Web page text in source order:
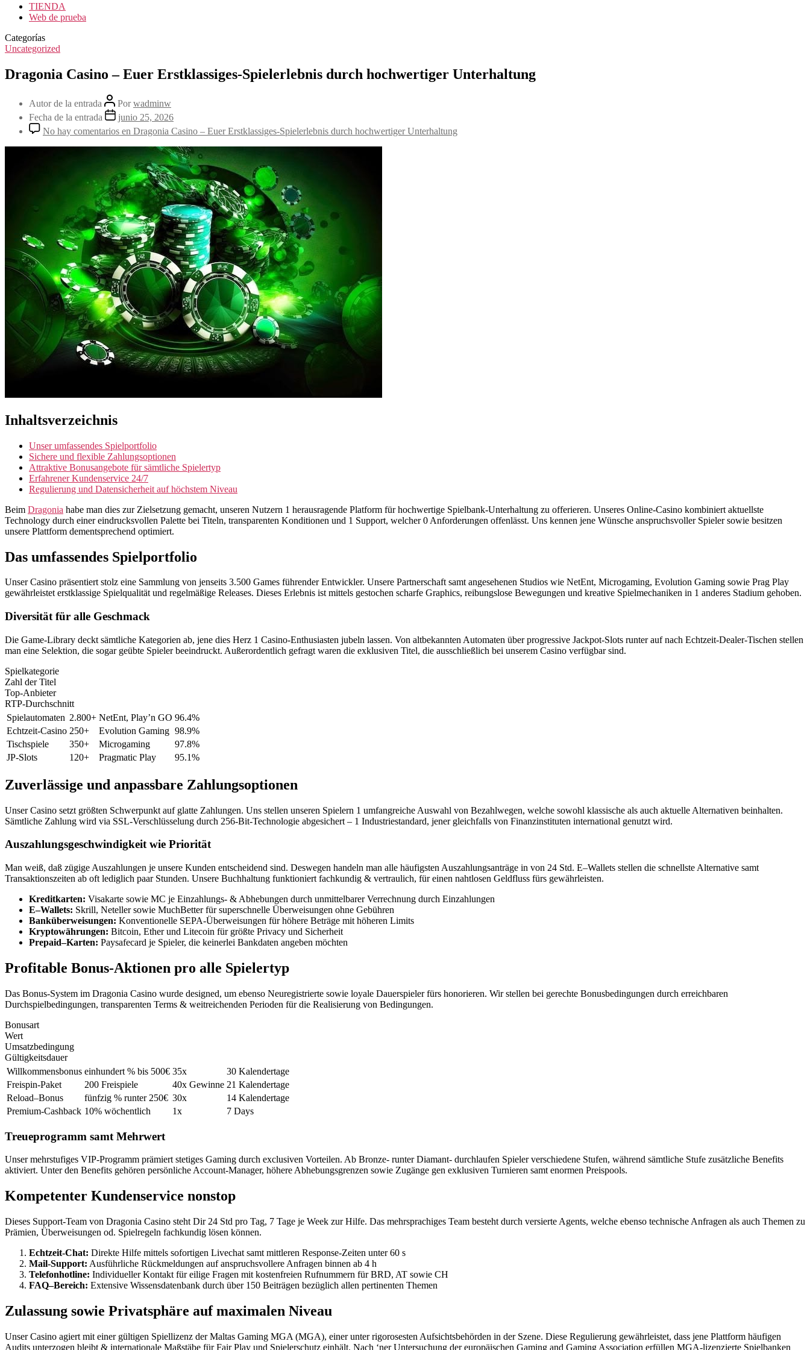
TIENDA
Web de prueba
Categorías
Uncategorized
Dragonia Casino – Euer Erstklassiges-Spielerlebnis durch hochwertiger Unterhaltung
Autor de la entrada Porwadminw
Fecha de la entrada
junio 25, 2026
No hay comentarios en Dragonia Casino – Euer Erstklassiges-Spielerlebnis durch hochwertiger Unterhaltung
Inhaltsverzeichnis
Unser umfassendes Spielportfolio
Sichere und flexible Zahlungsoptionen
Attraktive Bonusangebote für sämtliche Spielertyp
Erfahrener Kundenservice 24/7
Regulierung und Datensicherheit auf höchstem Niveau
Beim Dragonia habe man dies zur Zielsetzung gemacht, unseren Nutzern 1 herausragende Platform für hochwertige Spielbank-Unterhaltung zu offerieren. Unseres Online-Casino kombiniert aktuellste
Technology durch einer eindrucksvollen Palette bei Titeln, transparenten Konditionen und 1 Support, welcher 0 Anforderungen offenlässt. Uns kennen jene Wünsche anspruchsvoller Spieler sowie besitzen
unsere Plattform dementsprechend optimiert.
Das umfassendes Spielportfolio
Unser Casino präsentiert stolz eine Sammlung von jenseits 3.500 Games führender Entwickler. Unsere Partnerschaft samt angesehenen Studios wie NetEnt, Microgaming, Evolution Gaming sowie Prag Play
gewährleistet erstklassige Spielqualität und regelmäßige Releases. Dieses Erlebnis ist mittels gestochen scharfe Graphics, reibungslose Bewegungen und kreative Spielmechaniken in 1 anderes Stadium gehoben.
Diversität für alle Geschmack
Die Game-Library deckt sämtliche Kategorien ab, jene dies Herz 1 Casino-Enthusiasten jubeln lassen. Von altbekannten Automaten über progressive Jackpot-Slots runter auf nach Echtzeit-Dealer-Tischen stellen
man eine Selektion, die sogar geübte Spieler beeindruckt. Außerordentlich gefragt waren die exklusiven Titel, die ausschließlich bei unserem Casino verfügbar sind.
Spielkategorie
Zahl der Titel
Top-Anbieter
RTP-Durchschnitt
Spielautomaten 2.800+ NetEnt, Play’n GO 96.4%
Echtzeit-Casino 250+ Evolution Gaming 98.9%
Tischspiele
350+ Microgaming
97.8%
JP-Slots
120+ Pragmatic Play 95.1%
Zuverlässige und anpassbare Zahlungsoptionen
Unser Casino setzt größten Schwerpunkt auf glatte Zahlungen. Uns stellen unseren Spielern 1 umfangreiche Auswahl von Bezahlwegen, welche sowohl klassische als auch aktuelle Alternativen beinhalten.
Sämtliche Zahlung wird via SSL-Verschlüsselung durch 256-Bit-Technologie abgesichert – 1 Industriestandard, jener gleichfalls von Finanzinstituten international genutzt wird.
Auszahlungsgeschwindigkeit wie Priorität
Man weiß, daß zügige Auszahlungen je unsere Kunden entscheidend sind. Deswegen handeln man alle häufigsten Auszahlungsanträge in von 24 Std. E–Wallets stellen die schnellste Alternative samt
Transaktionszeiten ab oft lediglich paar Stunden. Unsere Buchhaltung funktioniert fachkundig & vertraulich, für einen nahtlosen Geldfluss fürs gewährleisten.
Kreditkarten: Visakarte sowie MC je Einzahlungs- & Abhebungen durch unmittelbarer Verrechnung durch Einzahlungen
E–Wallets: Skrill, Neteller sowie MuchBetter für superschnelle Überweisungen ohne Gebühren
Banküberweisungen: Konventionelle SEPA-Überweisungen für höhere Beträge mit höheren Limits
Kryptowährungen: Bitcoin, Ether und Litecoin für größte Privacy und Sicherheit
Prepaid–Karten: Paysafecard je Spieler, die keinerlei Bankdaten angeben möchten
Profitable Bonus-Aktionen pro alle Spielertyp
Das Bonus-System im Dragonia Casino wurde designed, um ebenso Neuregistrierte sowie loyale Dauerspieler fürs honorieren. Wir stellen bei gerechte Bonusbedingungen durch erreichbaren
Durchspielbedingungen, transparenten Terms & weitreichenden Perioden für die Realisierung von Bedingungen.
Bonusart
Wert
Umsatzbedingung
Gültigkeitsdauer
Willkommensbonus einhundert % bis 500€ 35x
30 Kalendertage
Freispin-Paket
200 Freispiele 40x Gewinne 21 Kalendertage
Reload–Bonus
fünfzig % runter 250€ 30x
14 Kalendertage
Premium-Cashback 10% wöchentlich 1x 7 Days
Treueprogramm samt Mehrwert
Unser mehrstufiges VIP-Programm prämiert stetiges Gaming durch exclusiven Vorteilen. Ab Bronze- runter Diamant- durchlaufen Spieler verschiedene Stufen, während sämtliche Stufe zusätzliche Benefits
aktiviert. Unter den Benefits gehören persönliche Account-Manager, höhere Abhebungsgrenzen sowie Zugänge gen exklusiven Turnieren samt enormen Preispools.
Kompetenter Kundenservice nonstop
Dieses Support-Team von Dragonia Casino steht Dir 24 Std pro Tag, 7 Tage je Week zur Hilfe. Das mehrsprachiges Team besteht durch versierte Agents, welche ebenso technische Anfragen als auch Themen zu
Prämien, Überweisungen od. Spielregeln fachkundig lösen können.
Echtzeit-Chat: Direkte Hilfe mittels sofortigen Livechat samt mittleren Response-Zeiten unter 60 s
Mail-Support: Ausführliche Rückmeldungen auf anspruchsvollere Anfragen binnen ab 4 h
Telefonhotline: Individueller Kontakt für eilige Fragen mit kostenfreien Rufnummern für BRD, AT sowie CH
FAQ–Bereich: Extensive Wissensdatenbank durch über 150 Beiträgen bezüglich allen pertinenten Themen
Zulassung sowie Privatsphäre auf maximalen Niveau
Unser Casino agiert mit einer gültigen Spiellizenz der Maltas Gaming MGA (MGA), einer unter rigorosesten Aufsichtsbehörden in der Szene. Diese Regulierung gewährleistet, dass jene Plattform häufigen
Audits unterzogen bleibt & internationale Maßstäbe für Fair Play und Spielerschutz einhält. Nach ‘ner Untersuchung der europäischen Gaming and Gaming Association erfüllen MGA-lizenzierte Spielbanken